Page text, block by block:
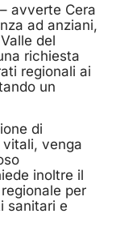
avverte Cera
ad anziani,
del
richiesta
regionali ai
un
di
venga
inoltre il
per
sanitari e